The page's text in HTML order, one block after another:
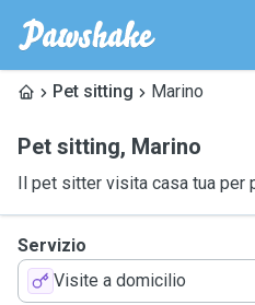
Pet sitting Marino
Pet sitting, Marino
Il pet sitter visita casa tua per
Servizio
Visite a domicilio